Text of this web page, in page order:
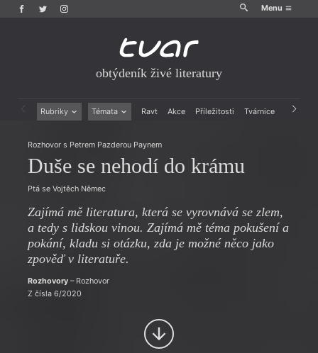
Menu
obtýdeník živé literatury
Rubriky Témata Ravt Akce Příležitosti Tvárnice Archiv
Drobná publicistika
Esejistika
Reportáže
Rozhovory
Právě vychází
Mauzoleum
Historie kolonialismu
Dokument
Výroční ceny
Rozhovor s Petrem Pazderou Paynem
Duše se nehodí do krámu
Ptá se Vojtěch Němec
Zajímá mě literatura, která se vyrovnává se zlem,
a tedy s lidskou vinou. Zajímá mě téma pokušení a
pokání, kladu si otázku, zda je možné něco jako
zpověď v literatuře.
Rozhovory– Rozhovor
Z čísla 6/2020